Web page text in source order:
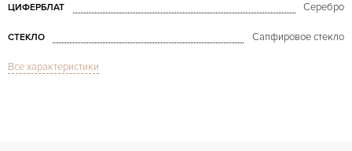
ЦИФЕРБЛАТ Серебро
СТЕКЛО Сапфировое стекло
МОДЕЛЬ
Все характеристики